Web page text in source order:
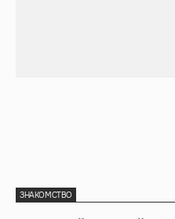
ЗНАКОМСТВО